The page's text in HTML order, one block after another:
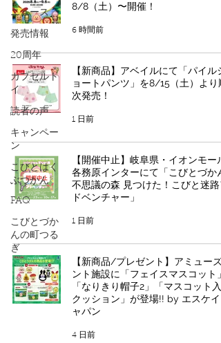
ニュース
発売情報
20周年
カプセルト
イ
読者の声
キャンペー
ン
こびとはく
ぶつかん
FAQ
こびとづか
んの町つる
ぎ
8/8（土）〜開催！
6 時間前
【新商品】アベイルにて「パイルシ
ョートパンツ」を8/15（土）より
次発売！
1 日前
【開催中止】岐阜県・イオンモール
各務原インターにて「こびとづかん
不思議の森 見つけた！こびと迷路
ドベンチャー」
1 日前
【新商品/プレゼント】アミューズ
ント施設に「フェイスマスコット」
「なりきり帽子2」「マスコット入
クッション」が登場!! by エスケイ
ャパン
4 日前